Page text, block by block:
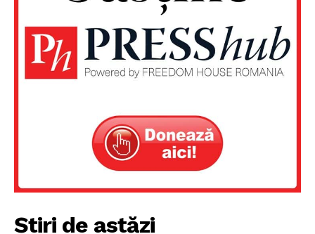
FREEDOM HOUSE ROMÂNIA
PRESShub
Despre noi / Echipa
Știri de astăzi